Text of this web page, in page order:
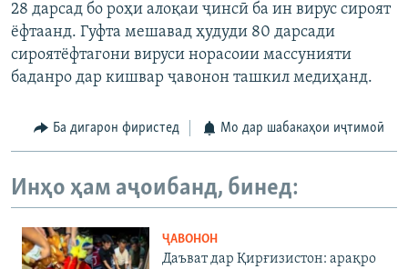
28 дарсад бо роҳи алоқаи ҷинсӣ ба ин вирус сироят
ёфтаанд. Гуфта мешавад ҳудуди 80 дарсади
сироятёфтагони вируси норасоии массунияти
баданро дар кишвар ҷавонон ташкил медиҳанд.
Ба дигарон фиристед Мо дар шабакаҳои иҷтимоӣ
Инҳо ҳам аҷоибанд, бинед:
ҶАВОНОН
Даъват дар Қирғизистон: арақро